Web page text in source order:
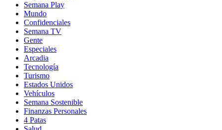
Semana Play
Mundo
Confidenciales
Semana TV
Gente
Especiales
Arcadia
Tecnología
Turismo
Estados Unidos
Vehículos
Semana Sostenible
Finanzas Personales
4 Patas